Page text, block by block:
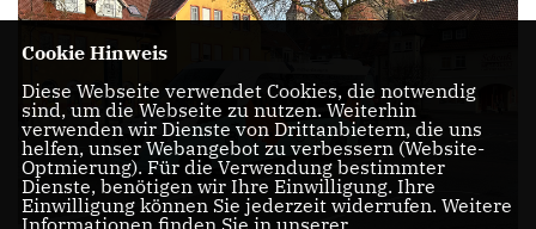
Cookie Hinweis
Diese Webseite verwendet Cookies, die notwendig
sind, um die Webseite zu nutzen. Weiterhin
verwenden wir Dienste von Drittanbietern, die uns
helfen, unser Webangebot zu verbessern (Website-
Optmierung). Für die Verwendung bestimmter
Dienste, benötigen wir Ihre Einwilligung. Ihre
Einwilligung können Sie jederzeit widerrufen. Weitere